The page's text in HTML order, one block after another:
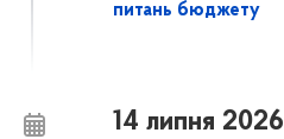
питань бюджету
14 липня 2026